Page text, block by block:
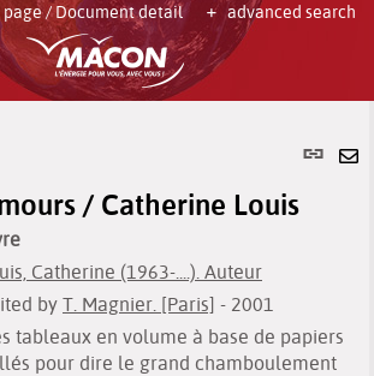
advanced search
page/Document detail
link
/ Catherine Louis
Catherine (1963-....). Auteur
by T. Magnier. [Paris] - 2001
tableaux en volume à base de papiers
pour dire le grand chamboulement